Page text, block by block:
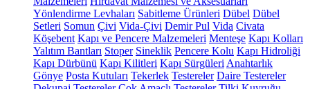
Yönlendirme Levhaları Sabitleme Ürünleri Dübel Dübel
Setleri Somun Çivi Vida-Çivi Demir Pul Vida Civata
Köşebent Kapı ve Pencere Malzemeleri Menteşe Kapı Kolları
Yalıtım Bantları Stoper Sineklik Pencere Kolu Kapı Hidroliği
Kapı Dürbünü Kapı Kilitleri Kapı Sürgüleri Anahtarlık
Gönye Posta Kutuları Tekerlek Testereler Daire Testereler